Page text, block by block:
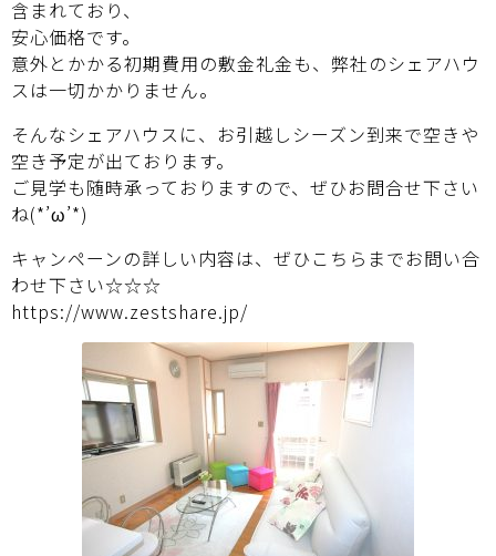
含まれており、
安心価格です。
意外とかかる初期費用の敷金礼金も、弊社のシェアハウ
スは一切かかりません。
そんなシェアハウスに、お引越しシーズン到来で空きや
空き予定が出ております。
ご見学も随時承っておりますので、ぜひお問合せ下さい
ね(*’ω’*)
キャンペーンの詳しい内容は、ぜひこちらまでお問い合
わせ下さい☆☆☆
https://www.zestshare.jp/